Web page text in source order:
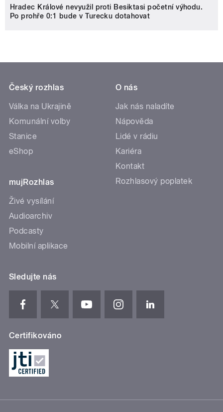
Hradec Králové nevyužil proti Besiktasi početní výhodu.
Po prohře 0:1 bude v Turecku dotahovat
Český rozhlas
Válka na Ukrajině
Komunální volby
Stanice
eShop
mujRozhlas
Živé vysílání
Audioarchiv
Podcasty
Mobilní aplikace
O nás
Jak nás naladíte
Nápověda
Lidé v rádiu
Kariéra
Kontakt
Rozhlasový poplatek
Sledujte nás
Certifikováno